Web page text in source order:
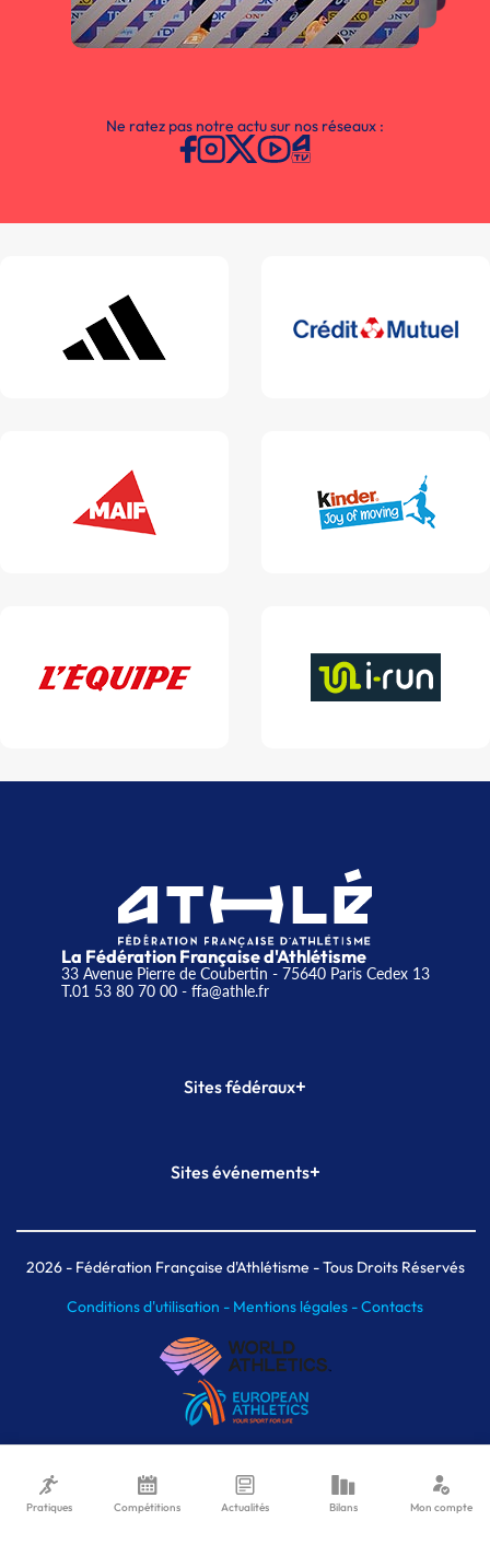
Ne ratez pas notre actu sur nos réseaux :
La Fédération Française d'Athlétisme
33 Avenue Pierre de Coubertin - 75640 Paris Cedex 13
T.01 53 80 70 00- ffa@athle.fr
Sites fédéraux+
Plateforme Formation
Sites événements+
Meeting de Paris indoor
MAIF Ekiden de Paris
2026- Fédération Française d'Athlétisme - Tous Droits Réservés
Conditions d'utilisation - Mentions légales -Contacts
Pratiques Compétitions Actualités Bilans Mon compte